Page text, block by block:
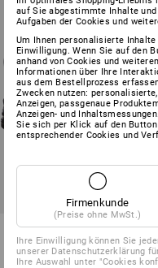
STONEKIT S2
Sicherheitshalbschuhe
low
auf Sie abgestimmte Inhalte
Aufgaben der Cookies und
Um Ihnen personalisierte
Einwilligung. Wenn Sie auf den
anhand von Cookies und
Informationen über Ihre
aus dem Bestellprozess
Zwecken nutzen:
Anzeigen, passgenaue
Anzeigen- und
Sie sich per Klick auf den Button
entsprechender Cookies und
Firmenkunde
(Preise ohne MwSt.)
Ihre Einwilligung können Sie
unserer Datenschutzerklärung
Ihre Auswahl unter "Cookies